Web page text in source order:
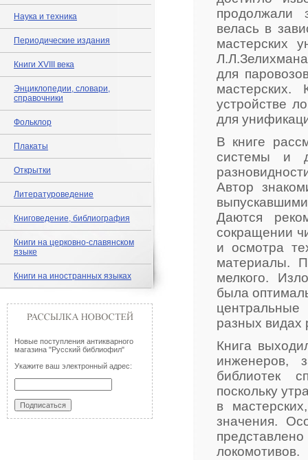
Наука и техника
Периодические издания
Книги XVIII века
Энциклопедии, словари,
справочники
Фольклор
Плакаты
Открытки
Литературоведение
Книговедение, библиография
Книги на церковно-славянском
языке
Книги на иностранных языках
Новые поступления антикварного
магазина "Русский библиофил"
Укажите ваш электронный адрес:
продолжали
велась в
мастерских
для
мастерских.
устройстве
для
В книге
системы и
Автор
Даются
сокращении
и осмотра
материалы.
мелкого.
была
разных видах
Книга
инженеров,
библиотек
поскольку
в
значения.
локомотивов.